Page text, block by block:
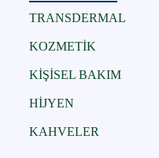
TRANSDERMAL
KOZMETİK
KİŞİSEL BAKIM
HİJYEN
KAHVELER